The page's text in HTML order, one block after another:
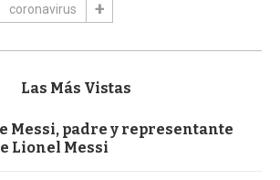
coronavirus
Las Más Vistas
Messi, padre y representante
Lionel Messi